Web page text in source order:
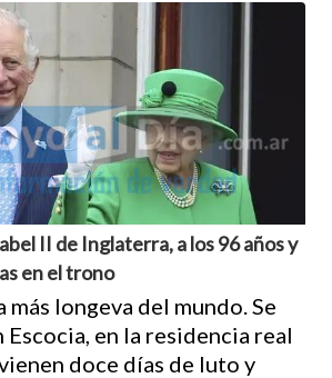
II de Inglaterra, a los 96 años y
en el trono
más longeva del mundo. Se
en la residencia real
doce días de luto y